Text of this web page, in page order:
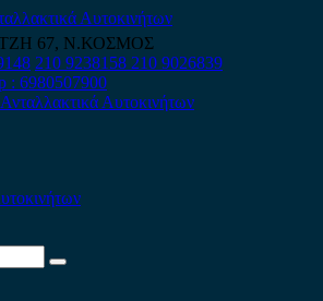
67, Ν.ΚΟΣΜΟΣ
210 9238158 210 9026839
: 6980507900